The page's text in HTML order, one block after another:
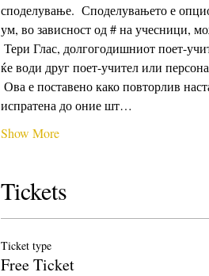
споделување.  Споделувањето е
ум, во зависност од # на учесници,
ќе води друг поет-учител или
испратена до оние шт…
Show More
Tickets
Ticket type
Free Ticket